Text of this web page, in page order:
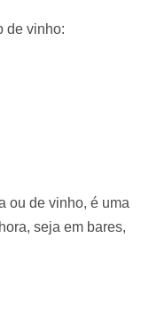
de vinho:
ou de vinho, é uma
seja em bares,